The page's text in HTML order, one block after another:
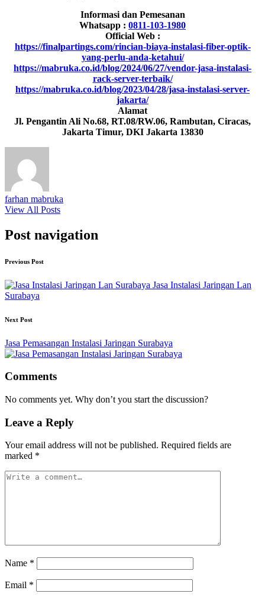
Informasi dan Pemesanan
Whatsapp : 0811-103-1980
Official Web :
https://finalpartings.com/rincian-biaya-instalasi-fiber-optik-
yang-perlu-anda-ketahui/
https://mabruka.co.id/blog/2024/06/27/vendor-jasa-instalasi-
rack-server-terbaik/
https://mabruka.co.id/blog/2023/04/28/jasa-instalasi-server-
jakarta/
Alamat
Jl. Pengantin Ali No.68, RT.08/RW.06, Rambutan, Ciracas,
Jakarta Timur, DKI Jakarta 13830
farhan mabruka
View All Posts
Post navigation
Previous Post
Jasa Instalasi Jaringan Lan
Surabaya
Next Post
Jasa Pemasangan Instalasi Jaringan Surabaya
Comments
No comments yet. Why don’t you start the discussion?
Leave a Reply
Your email address will not be published. Required fields are
marked *
Name *
Email *